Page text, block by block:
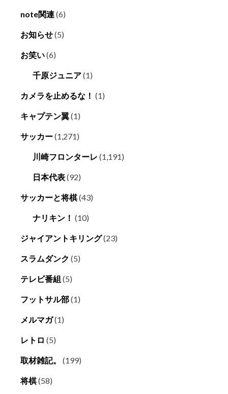
note関連(6)
お知らせ(5)
お笑い(6)
千原ジュニア(1)
カメラを止めるな！ (1)
キャプテン翼(1)
サッカー(1,271)
川崎フロンターレ (1,191)
日本代表(92)
サッカーと将棋(43)
ナリキン！ (10)
ジャイアントキリング(23)
スラムダンク (5)
テレビ番組 (5)
フットサル部(1)
メルマガ(1)
レトロ (5)
取材雑記。 (199)
将棋(58)